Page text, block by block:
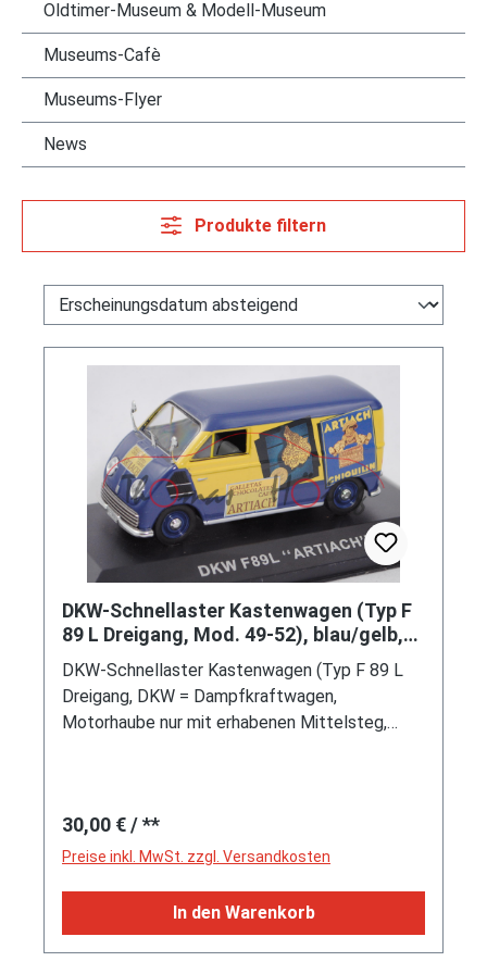
Oldtimer-Museum & Modell-Museum
Museums-Cafè
Museums-Flyer
News
Produkte filtern
DKW-Schnellaster Kastenwagen (Typ F
89 L Dreigang, Mod. 49-52), blau/gelb,
ARTIACH, IXO, 1:43, mb
DKW-Schnellaster Kastenwagen (Typ F 89 L
Dreigang, DKW = Dampfkraftwagen,
Motorhaube nur mit erhabenen Mittelsteg,
cm³ sowie 20 PS, Radstand 2500 mm, Länge
3925 mm, Modell 1949-1952), dunkel-
silbergrau, Lenkrad schwarz, Druck GALLETAS /
CHOCOLATES / CAFES / ARTIACH und
Werbeplakat ARTIACH / CHIQUILIN auf den
Regulärer Preis:
30,00 €/ **
Preise inkl. MwSt. zzgl. Versandkosten
In den Warenkorb